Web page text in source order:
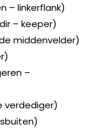
– linkerflank)
– keeper)
middenvelder)
–
verdediger)